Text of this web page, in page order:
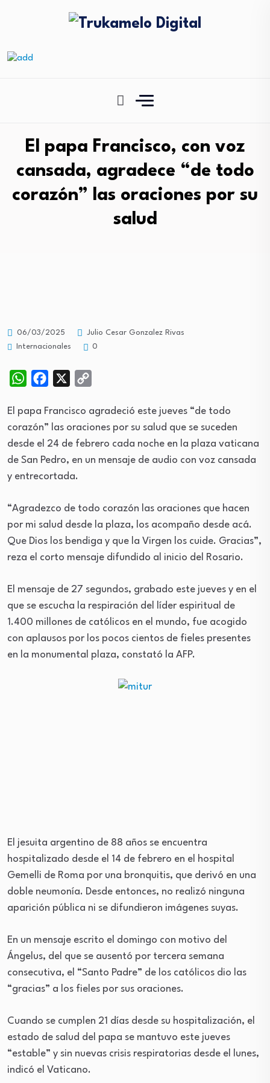
El papa Francisco, con voz
cansada, agradece “de todo
corazón” las oraciones por su
salud
06/03/2025
Julio Cesar Gonzalez Rivas
Internacionales
0
WhatsAppFacebook
El papa Francisco agradeció este jueves “de todo
corazón” las oraciones por su salud que se suceden
desde el 24 de febrero cada noche en la plaza vaticana
de San Pedro, en un mensaje de audio con voz cansada
y entrecortada.
“Agradezco de todo corazón las oraciones que hacen
por mi salud desde la plaza, los acompaño desde acá.
Que Dios los bendiga y que la Virgen los cuide. Gracias”,
reza el corto mensaje difundido al inicio del Rosario.
El mensaje de 27 segundos, grabado este jueves y en el
que se escucha la respiración del líder espiritual de
1.400 millones de católicos en el mundo, fue acogido
con aplausos por los pocos cientos de fieles presentes
en la monumental plaza, constató la AFP.
El jesuita argentino de 88 años se encuentra
hospitalizado desde el 14 de febrero en el hospital
Gemelli de Roma por una bronquitis, que derivó en una
doble neumonía. Desde entonces, no realizó ninguna
aparición pública ni se difundieron imágenes suyas.
En un mensaje escrito el domingo con motivo del
Ángelus, del que se ausentó por tercera semana
consecutiva, el “Santo Padre” de los católicos dio las
“gracias” a los fieles por sus oraciones.
Cuando se cumplen 21 días desde su hospitalización, el
estado de salud del papa se mantuvo este jueves
“estable” y sin nuevas crisis respiratorias desde el lunes,
indicó el Vaticano.